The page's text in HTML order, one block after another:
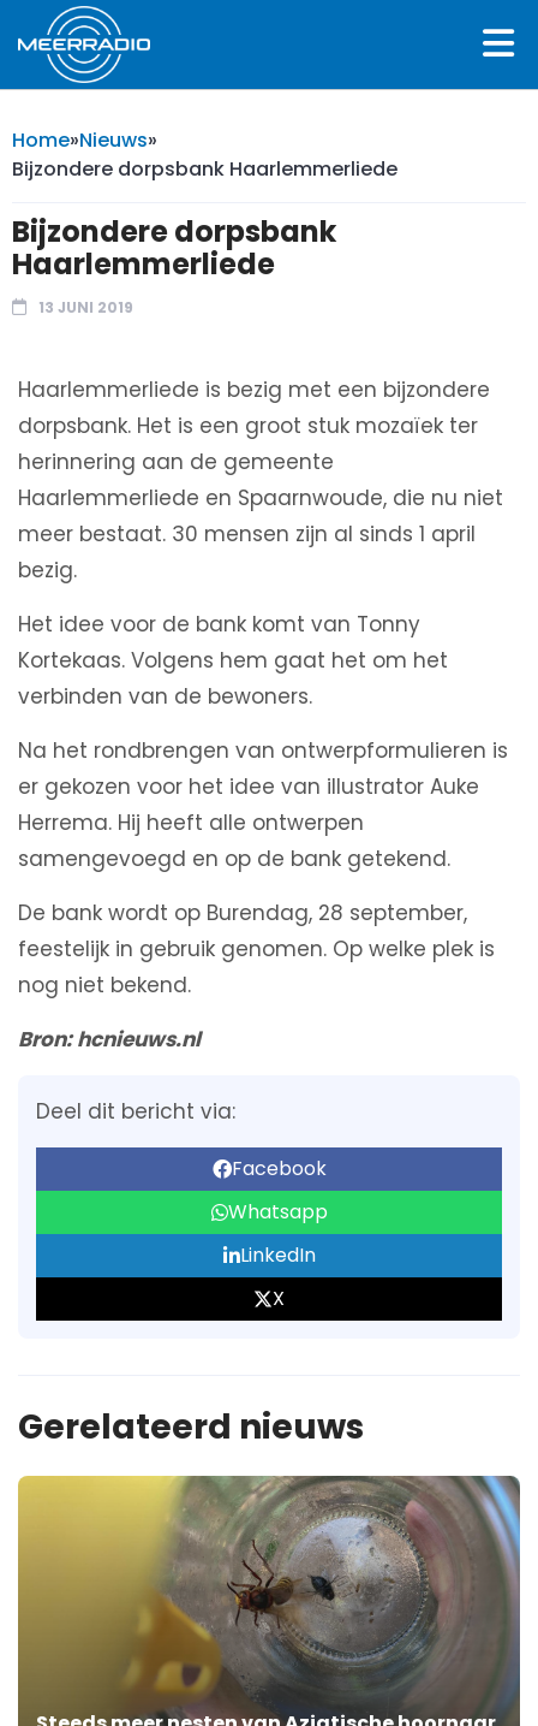
Home»Nieuws»
Bijzondere dorpsbank Haarlemmerliede
Bijzondere dorpsbank
Haarlemmerliede
13 JUNI 2019
Haarlemmerliede is bezig met een bijzondere
dorpsbank. Het is een groot stuk mozaïek ter
herinnering aan de gemeente
Haarlemmerliede en Spaarnwoude, die nu niet
meer bestaat. 30 mensen zijn al sinds 1 april
bezig.
Het idee voor de bank komt van Tonny
Kortekaas. Volgens hem gaat het om het
verbinden van de bewoners.
Na het rondbrengen van ontwerpformulieren is
er gekozen voor het idee van illustrator Auke
Herrema. Hij heeft alle ontwerpen
samengevoegd en op de bank getekend.
De bank wordt op Burendag, 28 september,
feestelijk in gebruik genomen. Op welke plek is
nog niet bekend.
Bron: hcnieuws.nl
Deel dit bericht via:
Facebook
Whatsapp
LinkedIn
X
Gerelateerd nieuws